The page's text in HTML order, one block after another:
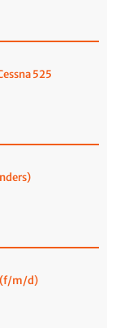
525
(f/m/d)